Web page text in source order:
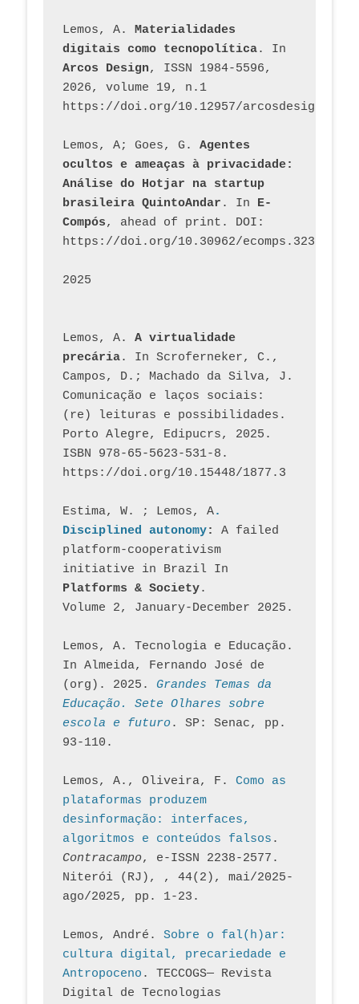
Lemos, A. Materialidades
digitais como tecnopolítica
Arcos Design, ISSN 1984-5596,
2026, volume 19, n.1
https://doi.org/10.12957/
Lemos, A; Goes, G. Agentes
ocultos e ameaças à privacidade:
Análise do Hotjar na startup
brasileira QuintoAndar . In E-
Compós, ahead of print. DOI:
https://doi.org/10.30962/ecomps.3231
2025
Lemos, A. A virtualidade
precária. In Scroferneker, C.,
Campos, D.; Machado da Silva, J.
Comunicação e laços sociais:
(re) leituras e possibilidades.
Porto Alegre, Edipucrs, 2025.
ISBN 978-65-5623-531-8.
https://doi.org/10.15448/1877.3
Estima, W. ; Lemos, A.
Disciplined autonomy: A failed
platform-cooperativism
initiative in Brazil In
Platforms & Society.
Volume 2, January-December 2025.
Lemos, A. Tecnologia e Educação.
In Almeida, Fernando José de
(org). 2025. Grandes Temas da
Educação. Sete Olhares sobre
escola e futuro. SP: Senac, pp.
93-110.
Lemos, A., Oliveira, F. Como as
plataformas produzem
desinformação: interfaces,
algoritmos e conteúdos falsos
Contracampo, e-ISSN 2238-2577.
Niterói (RJ), , 44(2), mai/2025-
ago/2025, pp. 1-23.
Lemos, André. Sobre o fal(h)ar:
cultura digital, precariedade e
Antropoceno . TECCOGS— Revista
Digital de Tecnologias